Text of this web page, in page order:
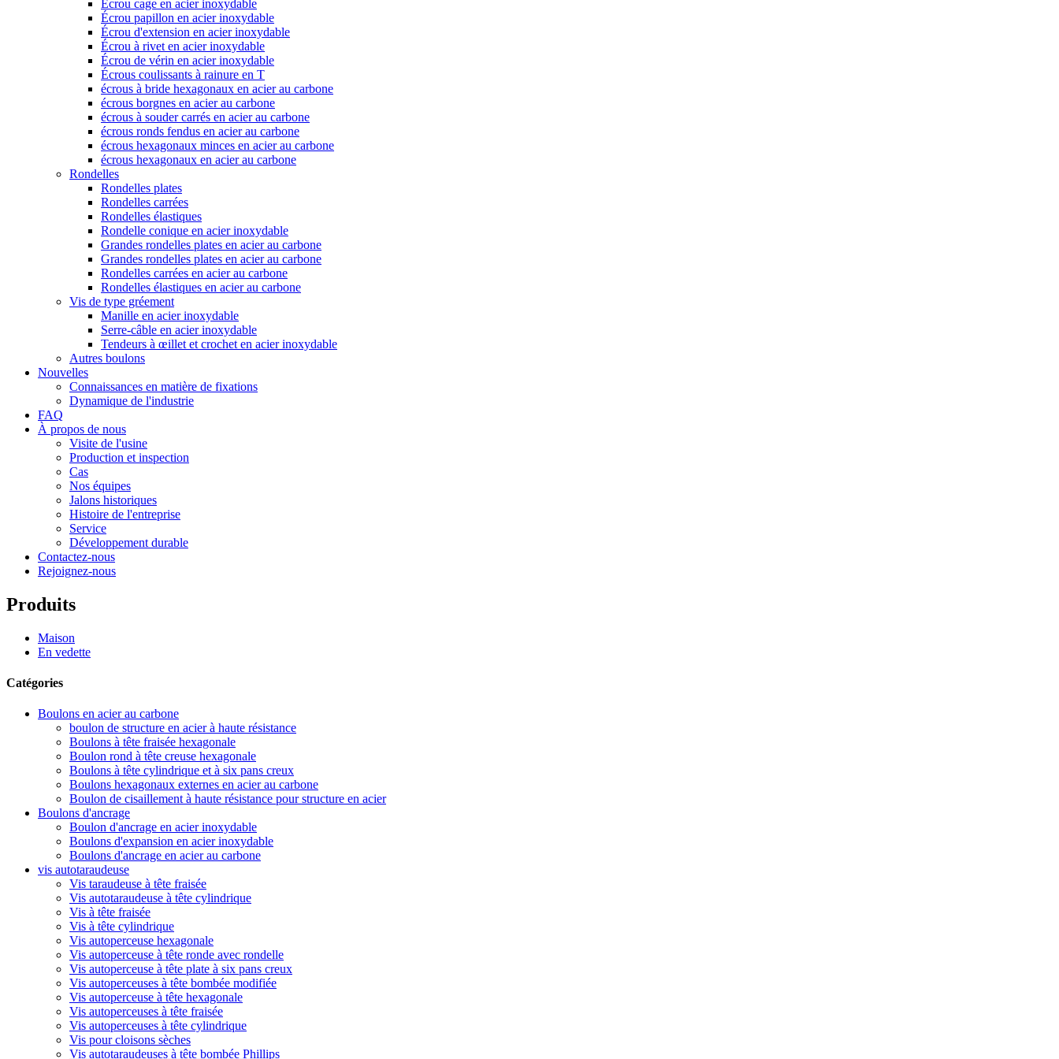
Écrou cage en acier inoxydable
Écrou papillon en acier inoxydable
Écrou d'extension en acier inoxydable
Écrou à rivet en acier inoxydable
Écrou de vérin en acier inoxydable
Écrous coulissants à rainure en T
écrous à bride hexagonaux en acier au carbone
écrous borgnes en acier au carbone
écrous à souder carrés en acier au carbone
écrous ronds fendus en acier au carbone
écrous hexagonaux minces en acier au carbone
écrous hexagonaux en acier au carbone
Rondelles
Rondelles plates
Rondelles carrées
Rondelles élastiques
Rondelle conique en acier inoxydable
Grandes rondelles plates en acier au carbone
Grandes rondelles plates en acier au carbone
Rondelles carrées en acier au carbone
Rondelles élastiques en acier au carbone
Vis de type gréement
Manille en acier inoxydable
Serre-câble en acier inoxydable
Tendeurs à œillet et crochet en acier inoxydable
Autres boulons
Nouvelles
Connaissances en matière de fixations
Dynamique de l'industrie
FAQ
À propos de nous
Visite de l'usine
Production et inspection
Cas
Nos équipes
Jalons historiques
Histoire de l'entreprise
Service
Développement durable
Contactez-nous
Rejoignez-nous
Produits
Maison
En vedette
Catégories
Boulons en acier au carbone
boulon de structure en acier à haute résistance
Boulons à tête fraisée hexagonale
Boulon rond à tête creuse hexagonale
Boulons à tête cylindrique et à six pans creux
Boulons hexagonaux externes en acier au carbone
Boulon de cisaillement à haute résistance pour structure en acier
Boulons d'ancrage
Boulon d'ancrage en acier inoxydable
Boulons d'expansion en acier inoxydable
Boulons d'ancrage en acier au carbone
vis autotaraudeuse
Vis taraudeuse à tête fraisée
Vis autotaraudeuse à tête cylindrique
Vis à tête fraisée
Vis à tête cylindrique
Vis autoperceuse hexagonale
Vis autoperceuse à tête ronde avec rondelle
Vis autoperceuse à tête plate à six pans creux
Vis autoperceuses à tête bombée modifiée
Vis autoperceuse à tête hexagonale
Vis autoperceuses à tête fraisée
Vis autoperceuses à tête cylindrique
Vis pour cloisons sèches
Vis autotaraudeuses à tête bombée Phillips